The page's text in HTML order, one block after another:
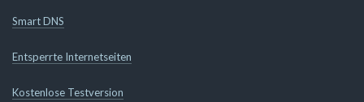
Smart DNS
Entsperrte Internetseiten
Kostenlose Testversion